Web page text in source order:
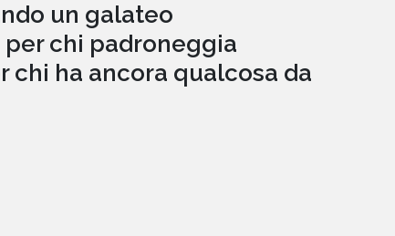
un galateo
chi padroneggia
ha ancora qualcosa da